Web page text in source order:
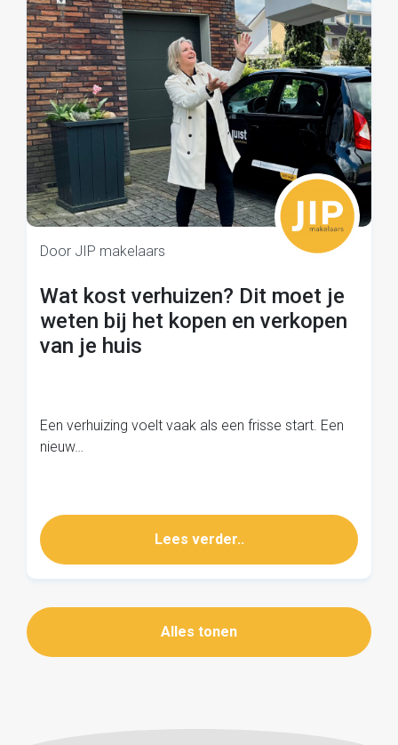
Door JIP makelaars
Wat kost verhuizen? Dit moet je
weten bij het kopen en verkopen
van je huis
Een verhuizing voelt vaak als een frisse start. Een
nieuw…
Lees verder..
Alles tonen